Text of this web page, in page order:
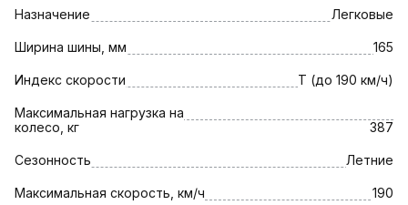
Назначение Легковые
Ширина шины, мм 165
Индекс скорости T (до 190 км/ч)
Максимальная нагрузка на
колесо, кг
387
Сезонность Летние
Максимальная скорость, км/ч 190